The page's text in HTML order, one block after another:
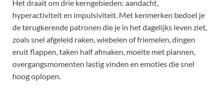
Het draait om drie kerngebieden: aandacht,
hyperactiviteit en impulsiviteit. Met kenmerken bedoel je
de terugkerende patronen die je in het dagelijks leven ziet,
zoals snel afgeleid raken, wiebelen of friemelen, dingen
eruit flappen, taken half afmaken, moeite met plannen,
overgangsmomenten lastig vinden en emoties die snel
hoog oplopen.